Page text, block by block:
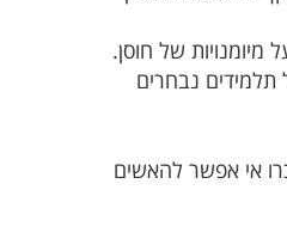
של חוסן.
נבחרים
אי אפשר להאשים